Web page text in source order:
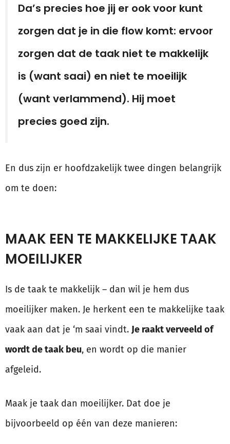
Da’s precies hoe jij er ook voor kunt
zorgen dat je in die flow komt: ervoor
zorgen dat de taak niet te makkelijk
is (want saai) en niet te moeilijk
(want verlammend). Hij moet
precies goed zijn.
En dus zijn er hoofdzakelijk twee dingen belangrijk
om te doen:
MAAK EEN TE MAKKELIJKE TAAK
MOEILIJKER
Is de taak te makkelijk – dan wil je hem dus
moeilijker maken. Je herkent een te makkelijke taak
vaak aan dat je ‘m saai vindt. Je raakt verveeld of
wordt de taak beu, en wordt op die manier
afgeleid.
Maak je taak dan moeilijker. Dat doe je
bijvoorbeeld op één van deze manieren: